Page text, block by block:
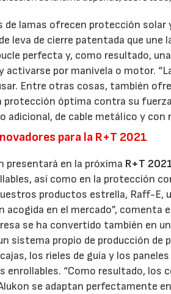
de lamas ofrecen protección
leva de cierre patentada que
perfecta y, como resultado,
activarse por manivela o motor.
Entre otras cosas, también
protección óptima contra su
adicional, de cable metálico y con
para la R+T 2021
presentará en la próxima R+T
así como en la protección
productos estrella, Raff-E,
acogida en el mercado”, comenta
se ha convertido también en
sistema propio de producción
los rieles de guía y los
enrollables. “Como resultado,
se adaptan perfectamente